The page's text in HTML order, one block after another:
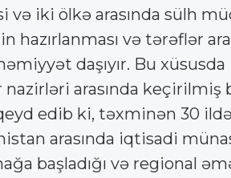
iki ölkə arasında sülh
hazırlanması və tərəflər
daşıyır. Bu
arasında keçirilmiş
edib ki, təxminən 30
arasında iqtisadi
başladığı və regional